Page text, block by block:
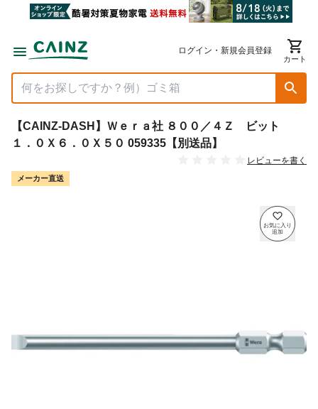
ログイン・新規会員登録
カート
【CAINZ-DASH】Ｗｅｒａ社 ８００／４Ｚ ビット
１．０Ｘ６．０Ｘ５０ 059335【別送品】
レビューを書く
メーカー直送